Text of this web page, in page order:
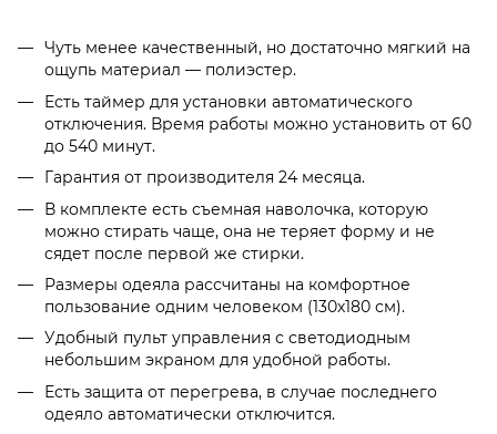
Чуть менее качественный, но достаточно мягкий на
ощупь материал — полиэстер.
Есть таймер для установки автоматического
отключения. Время работы можно установить от 60
до 540 минут.
Гарантия от производителя 24 месяца.
В комплекте есть съемная наволочка, которую
можно стирать чаще, она не теряет форму и не
сядет после первой же стирки.
Размеры одеяла рассчитаны на комфортное
пользование одним человеком (130х180 см).
Удобный пульт управления с светодиодным
небольшим экраном для удобной работы.
Есть защита от перегрева, в случае последнего
одеяло автоматически отключится.